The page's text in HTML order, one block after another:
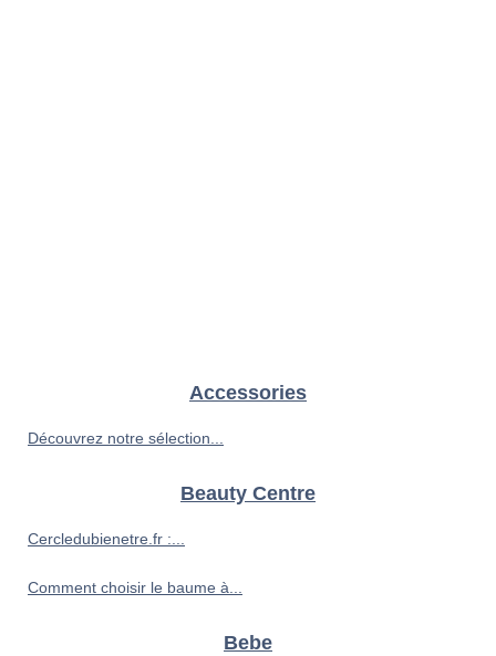
Accessories
Découvrez notre sélection...
Beauty Centre
Cercledubienetre.fr :...
Comment choisir le baume à...
Bebe